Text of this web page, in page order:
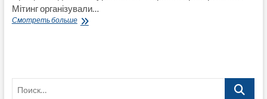
Мітинг організували…
Смотреть большеДостали
Поиск…